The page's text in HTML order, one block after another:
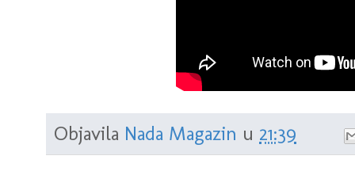
Objavila Nada Magazin u 21:39